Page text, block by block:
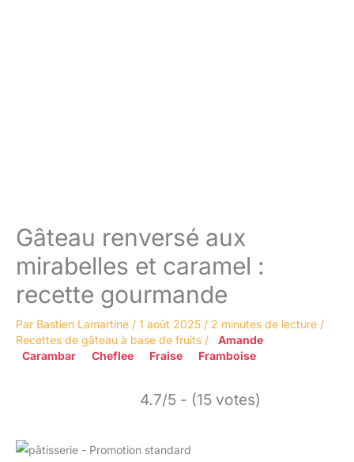
Gâteau renversé aux
mirabelles et caramel :
recette gourmande
Par Bastien Lamartine / 1 août 2025 / 2 minutes de lecture /
Recettes de gâteau à base de fruits /
Amande
Carambar
Cheflee Fraise Framboise
4.7/5 - (15 votes)